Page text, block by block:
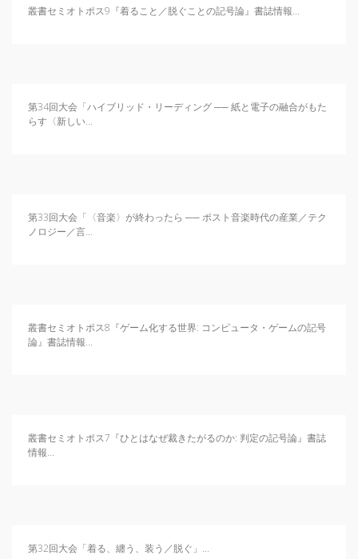
叢書セミオトポス9『着ること／脱ぐことの記号論』書誌情報...
第34回大会「ハイブリッド・リーディング ── 紙と電子の融合がもた
らす〈新しい...
第33回大会「〈音楽〉が終わったら ── ポスト音楽時代の産業／テク
ノロジー／言...
叢書セミオトポス8『ゲーム化する世界: コンピュータ・ゲームの記号
論』書誌情報...
叢書セミオトポス7『ひとはなぜ裁きたがるのか: 判定の記号論』書誌
情報...
第32回大会「着る、纏う、装う／脱ぐ」...